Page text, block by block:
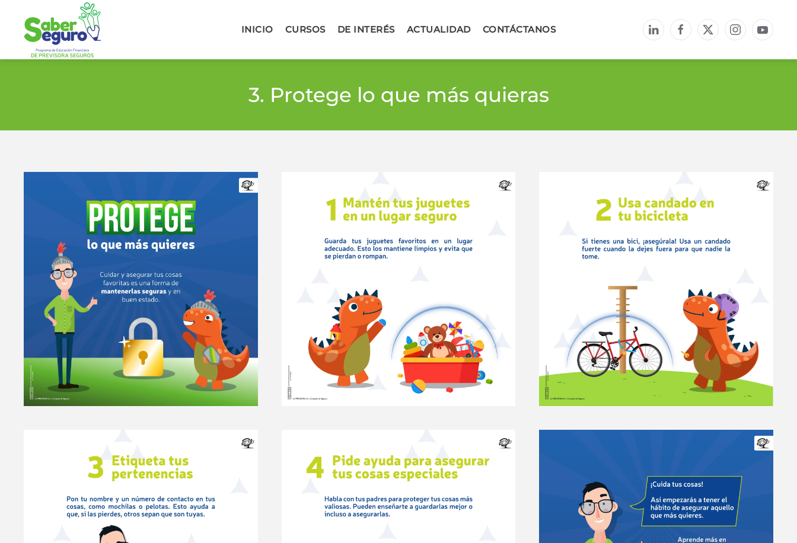
INICIO CURSOS DE INTERÉS ACTUALIDAD CONTÁCTANOS
3. Protege lo que más quieras